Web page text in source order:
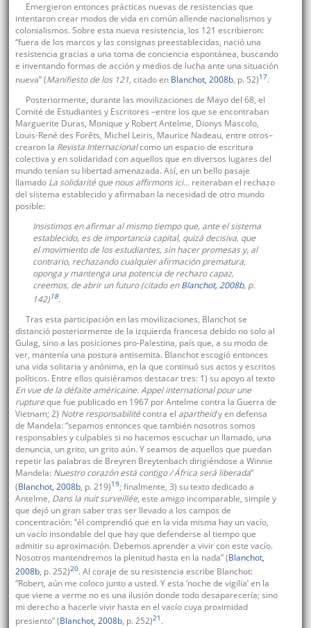
Emergieron entonces prácticas nuevas de resistencias que
intentaron crear modos de vida en común allende nacionalismos y
colonialismos. Sobre esta nueva resistencia, los 121 escribieron:
“fuera de los marcos y las consignas preestablecidas, nació una
resistencia gracias a una toma de conciencia espontánea, buscando
e inventando formas de acción y medios de lucha ante una situación
nueva” (Manifiesto de los 121, citado en Blanchot, 2008b, p. 52)17.
Posteriormente, durante las movilizaciones de Mayo del 68, el
Comité de Estudiantes y Escritores –entre los que se encontraban
Marguerite Duras, Monique y Robert Antelme, Dionys Mascolo,
Louis-René des Forêts, Michel Leiris, Maurice Nadeau, entre otros–
crearon la Revista Internacionalcomo un espacio de escritura
colectiva y en solidaridad con aquellos que en diversos lugares del
mundo tenían su libertad amenazada. Así, en un bello pasaje
llamado La solidarité que nous affirmons ici…reiteraban el rechazo
del sistema establecido y afirmaban la necesidad de otro mundo
posible:
Insistimos en afirmar al mismo tiempo que, ante el sistema
establecido, es de importancia capital, quizá decisiva, que
el movimiento de los estudiantes, sin hacer promesas y, al
contrario, rechazando cualquier afirmación prematura,
oponga y mantenga una potencia de rechazo capaz,
creemos, de abrir un futuro (citado enBlanchot, 2008b, p.
142)18.
Tras esta participación en las movilizaciones, Blanchot se
distanció posteriormente de la izquierda francesa debido no solo al
Gulag, sino a las posiciones pro-Palestina, país que, a su modo de
ver, mantenía una postura antisemita. Blanchot escogió entonces
una vida solitaria y anónima, en la que continuó sus actos y escritos
políticos. Entre ellos quisiéramos destacar tres: 1) su apoyo al texto
En vue de la défaite américaine. Appel international pour une
ruptureque fue publicado en 1967 por Antelme contra la Guerra de
Vietnam; 2) Notre responsabilitécontra el apartheidy en defensa
de Mandela: “sepamos entonces que también nosotros somos
responsables y culpables si no hacemos escuchar un llamado, una
denuncia, un grito, un grito aún. Y seamos de aquellos que puedan
repetir las palabras de Breyren Breytenbach dirigiéndose a Winnie
Mandela: Nuestro corazón está contigo / África será liberada”
(Blanchot, 2008b, p. 219)19; finalmente, 3) su texto dedicado a
Antelme, Dans la nuit surveillée, este amigo incomparable, simple y
que dejó un gran saber tras ser llevado a los campos de
concentración: “él comprendió que en la vida misma hay un vacío,
un vacío insondable del que hay que defenderse al tiempo que
admitir su aproximación. Debemos aprender a vivir con este vacío.
Nosotros mantendremos la plenitud hasta en la nada” (Blanchot,
2008b, p. 252)20. Al coraje de su resistencia escribe Blanchot:
“Robert, aún me coloco junto a usted. Y esta ‘noche de vigilia’ en la
que viene a verme no es una ilusión donde todo desaparecería; sino
mi derecho a hacerle vivir hasta en el vacío cuya proximidad
presiento” (Blanchot, 2008b, p. 252)21 .